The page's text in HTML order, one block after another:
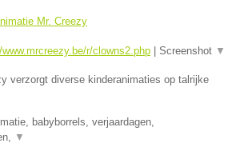
Mr. Creezy
r/clowns2.php Screenshot ▼
verzorgt diverse kinderanimaties op talrijke
babyborrels, verjaardagen,
▼